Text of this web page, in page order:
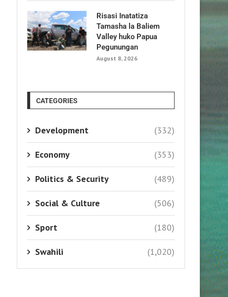
Risasi Inatatiza
Tamasha la Baliem
Valley huko Papua
Pegunungan
August 8, 2026
CATEGORIES
Development (332)
Economy (353)
Politics & Security (489)
Social & Culture (506)
Sport (180)
Swahili (1,020)